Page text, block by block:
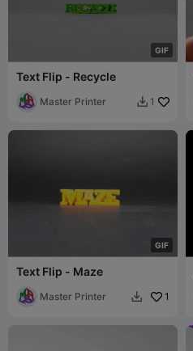
GIF
Text Flip - Recycle
Master Printer  1
GIF
Text Flip - Maze
Master Printer  1